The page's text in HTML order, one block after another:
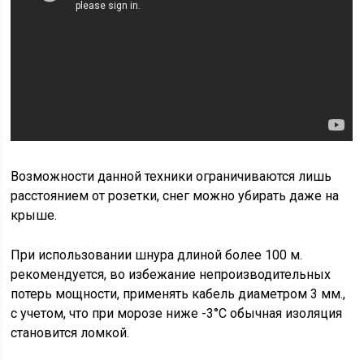
Возможности данной техники ограничиваются лишь
расстоянием от розетки, снег можно убирать даже на
крыше.
При использовании шнура длиной более 100 м.
рекомендуется, во избежание непроизводительных
потерь мощности, применять кабель диаметром 3 мм.,
с учетом, что при морозе ниже -3°С обычная изоляция
становится ломкой.